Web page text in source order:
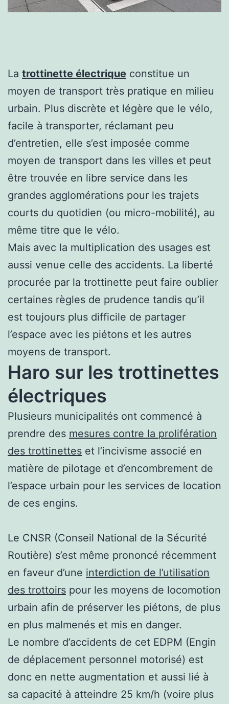
La trottinette électrique constitue un
moyen de transport très pratique en milieu
urbain. Plus discrète et légère que le vélo,
facile à transporter, réclamant peu
d’entretien, elle s’est imposée comme
moyen de transport dans les villes et peut
être trouvée en libre service dans les
grandes agglomérations pour les trajets
courts du quotidien (ou micro-mobilité), au
même titre que le vélo.
Mais avec la multiplication des usages est
aussi venue celle des accidents. La liberté
procurée par la trottinette peut faire oublier
certaines règles de prudence tandis qu’il
est toujours plus difficile de partager
l’espace avec les piétons et les autres
moyens de transport.
Haro sur les trottinettes
électriques
Plusieurs municipalités ont commencé à
prendre des mesures contre la prolifération
des trottinettes et l’incivisme associé en
matière de pilotage et d’encombrement de
l’espace urbain pour les services de location
de ces engins.
Le CNSR (Conseil National de la Sécurité
Routière) s’est même prononcé récemment
en faveur d’une interdiction de l’utilisation
des trottoirs pour les moyens de locomotion
urbain afin de préserver les piétons, de plus
en plus malmenés et mis en danger.
Le nombre d’accidents de cet EDPM (Engin
de déplacement personnel motorisé) est
donc en nette augmentation et aussi lié à
sa capacité à atteindre 25 km/h (voire plus